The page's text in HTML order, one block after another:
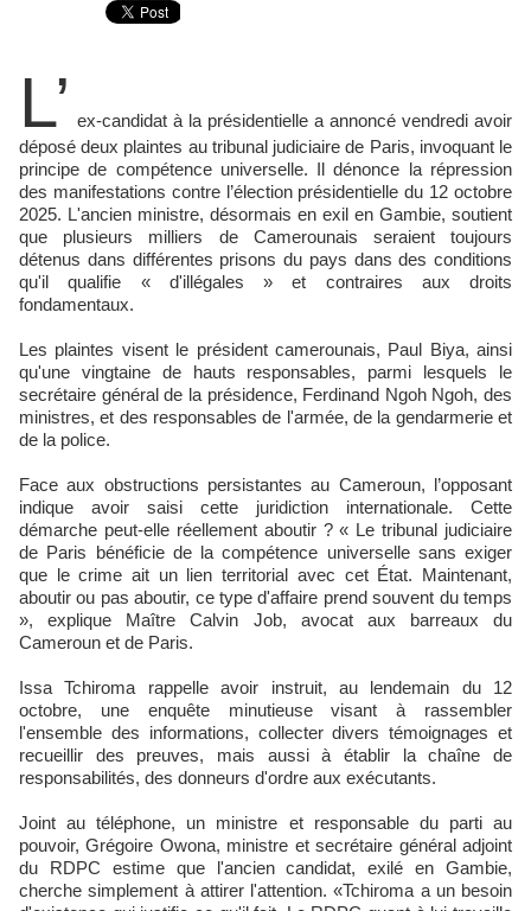
L’ ex-candidat à la présidentielle a annoncé vendredi avoir
déposé deux plaintes au tribunal judiciaire de Paris, invoquant le
principe de compétence universelle. Il dénonce la répression
des manifestations contre l’élection présidentielle du 12 octobre
2025. L'ancien ministre, désormais en exil en Gambie, soutient
que plusieurs milliers de Camerounais seraient toujours
détenus dans différentes prisons du pays dans des conditions
qu'il qualifie « d'illégales » et contraires aux droits
fondamentaux.
Les plaintes visent le président camerounais, Paul Biya, ainsi
qu'une vingtaine de hauts responsables, parmi lesquels le
secrétaire général de la présidence, Ferdinand Ngoh Ngoh, des
ministres, et des responsables de l'armée, de la gendarmerie et
de la police.
Face aux obstructions persistantes au Cameroun, l’opposant
indique avoir saisi cette juridiction internationale. Cette
démarche peut-elle réellement aboutir ? « Le tribunal judiciaire
de Paris bénéficie de la compétence universelle sans exiger
que le crime ait un lien territorial avec cet État. Maintenant,
aboutir ou pas aboutir, ce type d'affaire prend souvent du temps
», explique Maître Calvin Job, avocat aux barreaux du
Cameroun et de Paris.
Issa Tchiroma rappelle avoir instruit, au lendemain du 12
octobre, une enquête minutieuse visant à rassembler
l'ensemble des informations, collecter divers témoignages et
recueillir des preuves, mais aussi à établir la chaîne de
responsabilités, des donneurs d'ordre aux exécutants.
Joint au téléphone, un ministre et responsable du parti au
pouvoir, Grégoire Owona, ministre et secrétaire général adjoint
du RDPC estime que l'ancien candidat, exilé en Gambie,
cherche simplement à attirer l'attention. «Tchiroma a un besoin